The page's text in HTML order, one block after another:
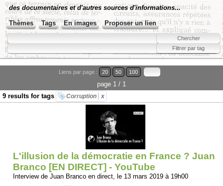
des documentaires et d'autres sources d'informations...
Thèmes Tags En images Proposer un lien
Liens par page : 20 50 100
page 1 / 1
9 results for tags
Corruption x
L'illusion de la démocratie en France ? Juan
Branco [EN DIRECT] - YouTube
Interview de Juan Branco en direct, le 13 mars 2019 à 19h00